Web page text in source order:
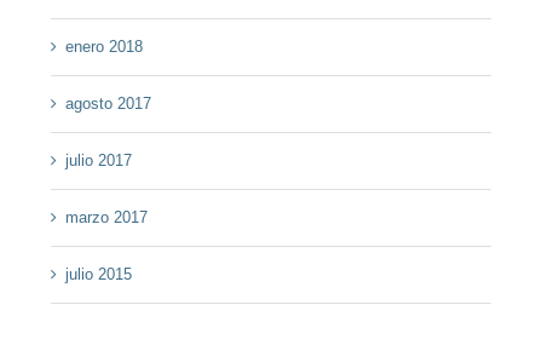
enero 2018
agosto 2017
julio 2017
marzo 2017
julio 2015